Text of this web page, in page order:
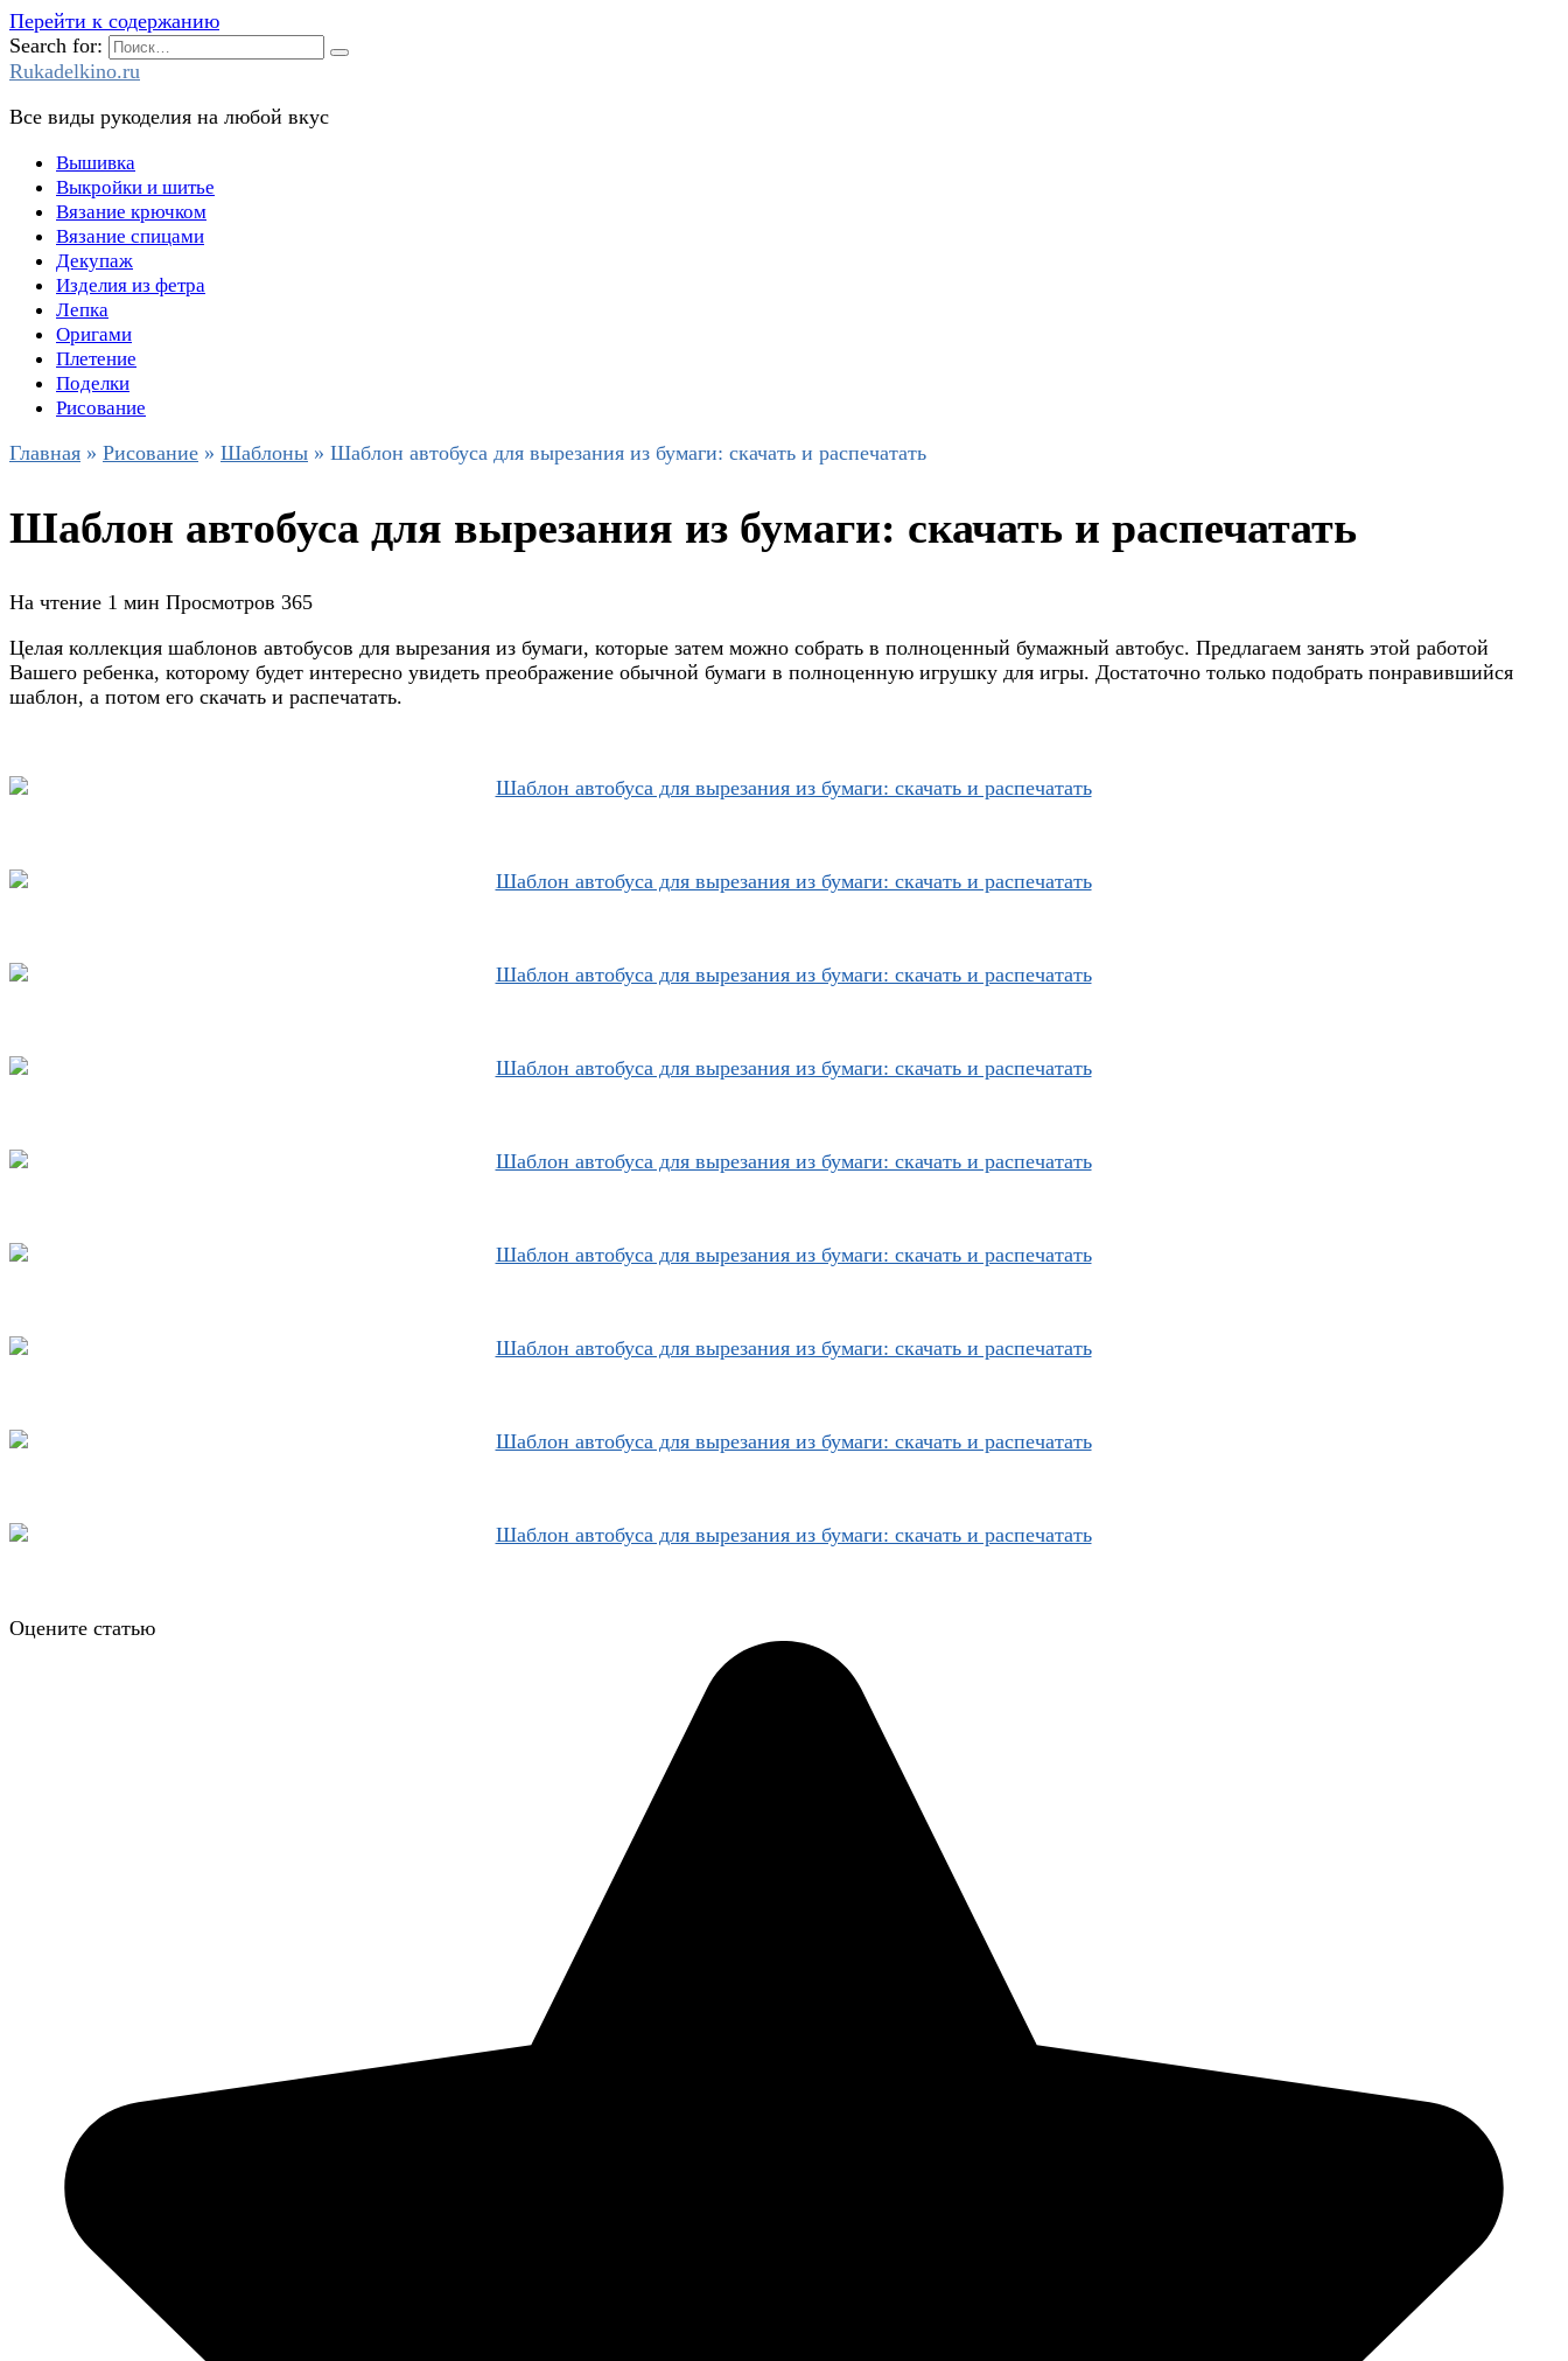
Перейти к содержанию
Search for:
Rukadelkino.ru
Все виды рукоделия на любой вкус
Вышивка
Выкройки и шитье
Вязание крючком
Вязание спицами
Декупаж
Изделия из фетра
Лепка
Оригами
Плетение
Поделки
Рисование
Главная » Рисование » Шаблоны » Шаблон автобуса для вырезания из бумаги: скачать и распечатать
Шаблон автобуса для вырезания из бумаги: скачать и распечатать
На чтение 1 мин Просмотров 365
Целая коллекция шаблонов автобусов для вырезания из бумаги, которые затем можно собрать в полноценный бумажный автобус. Предлагаем занять этой работой
Вашего ребенка, которому будет интересно увидеть преображение обычной бумаги в полноценную игрушку для игры. Достаточно только подобрать понравившийся
шаблон, а потом его скачать и распечатать.
Оцените статью